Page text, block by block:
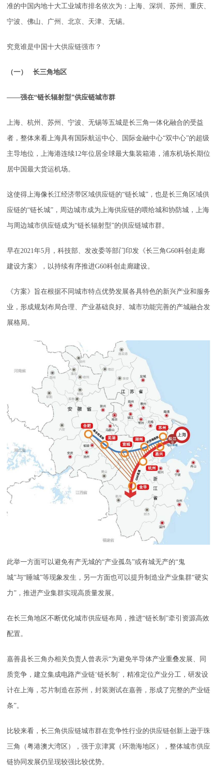
准的中国内地十大工业城市排名依次为：上海、深圳、苏州、重庆、
宁波、佛山、广州、北京、天津、无锡。
究竟谁是中国十大供应链强市？
（一） 长三角地区
——强在“链长辐射型”供应链城市群
上海、杭州、苏州、宁波、无锡等五城是长三角一体化融合的受益
者，整体来看上海具有国际航运中心、国际金融中心“双中心”的超级
主导地位，上海港连续12年位居全球最大集装箱港，浦东机场长期位
居中国最大货运机场。
这使得上海像长江经济带区域供应链的“链长城”，也是长三角区域供
应链的“链长城”，周边城市成为上海供应链的喂给城和协防城，上海
与周边城市供应链成为“链长辐射型”的供应链城市群。
早在2021年5月，科技部、发改委等部门印发《长三角G60科创走廊
建设方案》，以持续有序推进G60科创走廊建设。
《方案》旨在根据不同城市特点优势发展各具特色的新兴产业和服务
业，形成规划布局合理、产业基础良好、城市功能完善的产城融合发
展格局。
此举一方面可以避免有产无城的“产业孤岛”或有城无产的“鬼
城”与“睡城”等现象发生，另一方面也可以提升制造业产业集群“硬实
力”，推进产业集群实现高质量发展。
在长三角地区不断优化城市供应链布局，推进“链长制”牵引资源高效
配置。
嘉善县长三角办相关负责人曾表示“为避免半导体产业重叠发展、同
质竞争，建立集成电路产业链‘链长制’，精准定位产业分工，研发设
计在上海，芯片制造在苏州，封装测试在嘉善，形成了完整的产业链
条”。
比较来看，长三角供应链城市群在竞争性行业的供应链创新上逊于珠
三角（粤港澳大湾区），强于京津冀（环渤海地区），整体城市供应
链协同发展仍呈现较强比较优势。